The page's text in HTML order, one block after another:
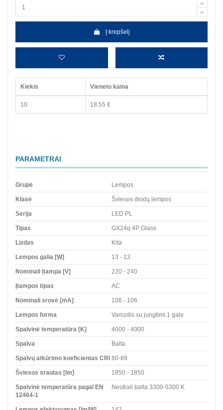
Į krepšelį
Kiekis Vieneto kaina
10 18.55 €
PARAMETRAI
Grupė Lempos
Klasė Šviesos diodų lempos
Serija LED PL
Tipas GX24q 4P Glass
Lizdas Kita
Lempos galia [W] 13 - 13
Nominali įtampa [V] 220 - 240
Įtampos tipas AC
Nominali srovė [mA] 106 - 106
Lempos forma Vamzdis su jungtimi 1 gale
Spalvinė temperatūra [K] 4000 - 4000
Spalva Balta
Spalvų atkūrimo koeficientas CRI 80-89
Šviesos srautas [lm] 1850 - 1850
Spalvinė temperatūra pagal EN
12464-1
Neutrali balta 3300-5300 K